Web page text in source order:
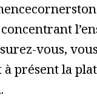
vous,
à présent la